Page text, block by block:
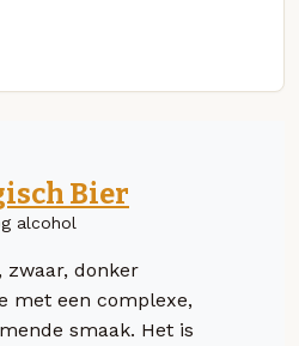
Bier
alcohol
zwaar, donker
met een complexe,
smaak. Het is